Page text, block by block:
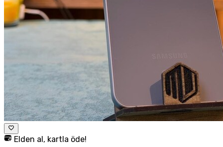
Elden al, kartla öde!